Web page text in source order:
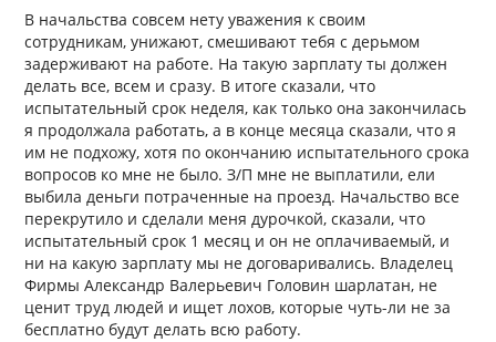
В начальства совсем нету уважения к своим
сотрудникам, унижают, смешивают тебя с дерьмом
задерживают на работе. На такую зарплату ты должен
делать все, всем и сразу. В итоге сказали, что
испытательный срок неделя, как только она закончилась
я продолжала работать, а в конце месяца сказали, что я
им не подхожу, хотя по окончанию испытательного срока
вопросов ко мне не было. З/П мне не выплатили, ели
выбила деньги потраченные на проезд. Начальство все
перекрутило и сделали меня дурочкой, сказали, что
испытательный срок 1 месяц и он не оплачиваемый, и
ни на какую зарплату мы не договаривались. Владелец
Фирмы Александр Валерьевич Головин шарлатан, не
ценит труд людей и ищет лохов, которые чуть-ли не за
бесплатно будут делать всю работу.